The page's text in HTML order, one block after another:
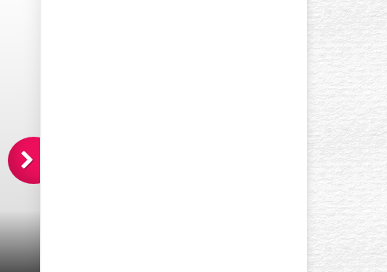
GÖZ ÇEVRESI KIRIŞIKLIK
YAŞINDA BAŞLAR? AÇIK